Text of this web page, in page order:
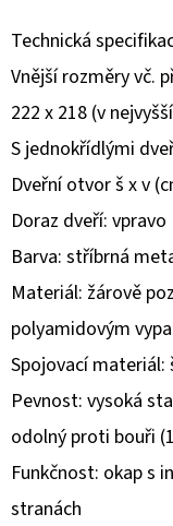
Technická
Vnější rozměry vč.
222 x 218 (v
S jednokřídlými
Dveřní otvor š x v
Doraz dveří: vpravo
Barva: stříbrná
Materiál: žárově
polyamidovým
Spojovací materiál:
Pevnost: vysoká
odolný proti bouři
Funkčnost: okap s
stranách
D
O
P
O
R
U
Č
U
E
M
E